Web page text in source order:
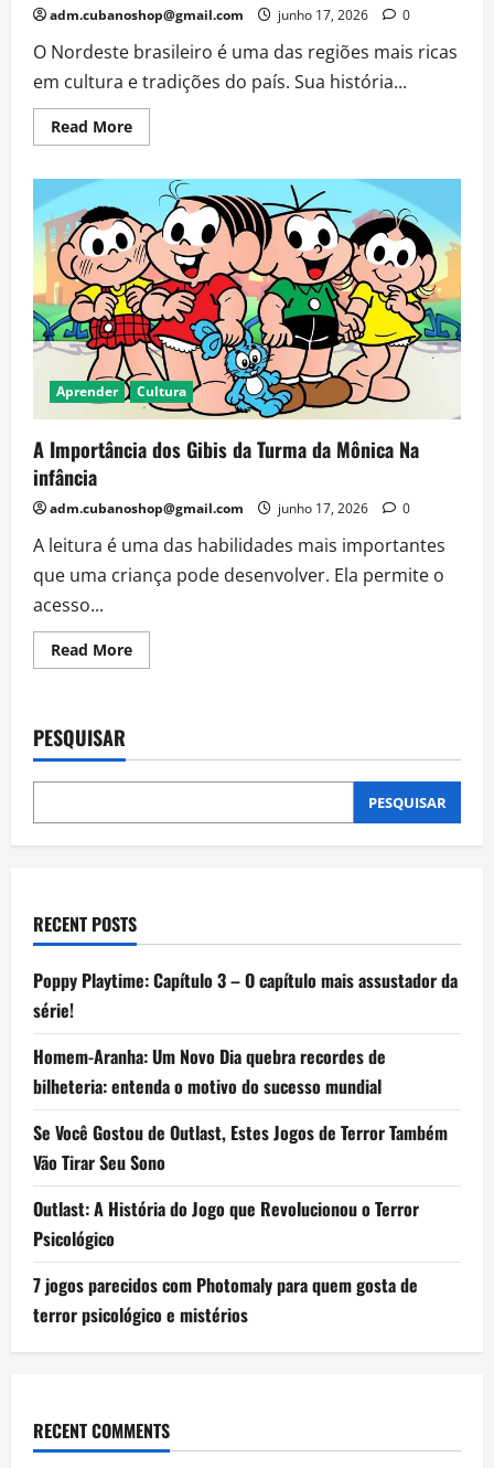
adm.cubanoshop@gmail.com junho 17, 2026 0
O Nordeste brasileiro é uma das regiões mais ricas
em cultura e tradições do país. Sua história...
Read MoreRead
more
Lendas
Populares
do
Nordeste:
Patrimônio
Cultural
e
Fonte
de
Sabedoria
Popular
Aprender Cultura
A Importância dos Gibis da Turma da Mônica Na
infância
adm.cubanoshop@gmail.com junho 17, 2026 0
A leitura é uma das habilidades mais importantes
que uma criança pode desenvolver. Ela permite o
acesso...
Read MoreRead
more
da
da
Na
PESQUISAR
PESQUISAR
RECENT POSTS
Poppy Playtime: Capítulo 3 – O capítulo mais assustador da
série!
Homem-Aranha: Um Novo Dia quebra recordes de
bilheteria: entenda o motivo do sucesso mundial
Se Você Gostou de Outlast, Estes Jogos de Terror Também
Vão Tirar Seu Sono
Outlast: A História do Jogo que Revolucionou o Terror
Psicológico
7 jogos parecidos com Photomaly para quem gosta de
terror psicológico e mistérios
RECENT COMMENTS